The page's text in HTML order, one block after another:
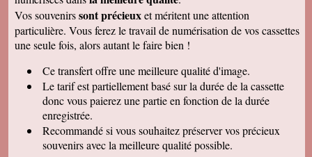
encore.
Aurélie V
Bonjour Sandrine !! J'ai mis du temps pour vous
écrire un commentaire très positif car nous
Merveilleux travail !!! Les films sont super !!
Excellente qualité d'images malgré l'âge des K7
:) Vous êtes une personne de confiance et je
suis heureuse de vous avoir confié les vidéos
de ma Maman décédée !! Je vous recommande
vraiment !! Prenez bien soin de vous !! Au
plaisir
Gislaine P
Vos souvenirssont précieuxet méritent une attention
particulière. Vous ferez le travail de numérisation de vos cassettes
une seule fois, alors autant le faire bien !
Ce transfertoffre une meilleure qualité d'image.
Le tarif est partiellement basé sur la durée de la cassette
donc vous paierez une partie en fonction de la durée
enregistrée.
Recommandé si vous souhaitez préserver vos précieux
souvenirs avec la meilleure qualité possible.